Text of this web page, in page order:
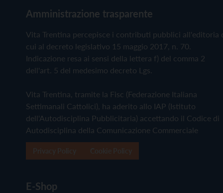
Amministrazione trasparente
Vita Trentina percepisce i contributi pubblici all'editoria
cui al decreto legislativo 15 maggio 2017, n. 70.
Indicazione resa ai sensi della lettera f) del comma 2
dell'art. 5 del medesimo decreto Lgs.
Vita Trentina, tramite la Fisc (Federazione Italiana
Settimanali Cattolici), ha aderito allo IAP (Istituto
dell'Autodisciplina Pubblicitaria) accettando il Codice di
Autodisciplina della Comunicazione Commerciale
E-Shop